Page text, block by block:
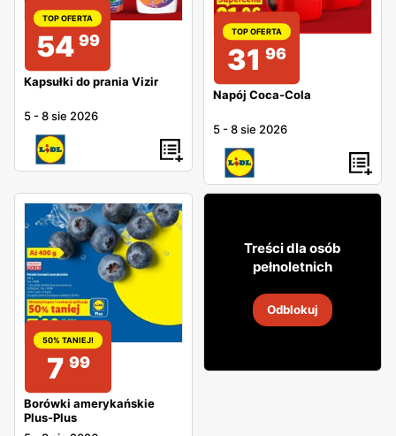
TOP OFERTA
54 99
Kapsułki do prania Vizir
5 -8 sie 2026
TOP OFERTA
31 96
Napój Coca-Cola
5 -8 sie 2026
50% TANIEJ!
7 99
Borówki amerykańskie
Plus-Plus
6499
30 sie 2026
Treści dla osób
pełnoletnich
Odblokuj